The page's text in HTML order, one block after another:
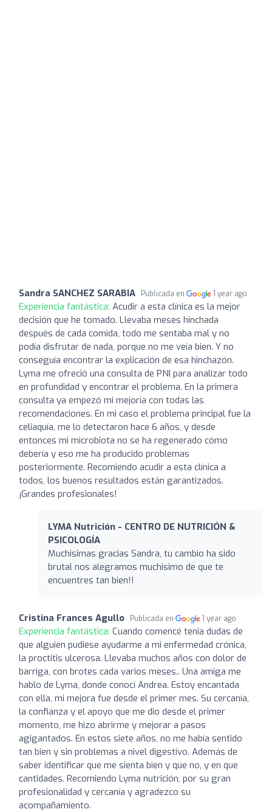
Sandra SANCHEZ SARABIA Publicada en 1 year ago
Experiencia fantástica: Acudir a esta clínica es la mejor
decisión que he tomado. Llevaba meses hinchada
después de cada comida, todo me sentaba mal y no
podía disfrutar de nada, porque no me veía bien. Y no
conseguía encontrar la explicación de esa hinchazón.
Lyma me ofreció una consulta de PNI para analizar todo
en profundidad y encontrar el problema. En la primera
consulta ya empezó mi mejoría con todas las
recomendaciones. En mi caso el problema principal fue la
celiaquía, me lo detectaron hace 6 años, y desde
entonces mi microbiota no se ha regenerado cómo
debería y eso me ha producido problemas
posteriormente. Recomiendo acudir a esta clínica a
todos, los buenos resultados están garantizados.
¡Grandes profesionales!
LYMA Nutrición - CENTRO DE NUTRICIÓN &
PSICOLOGÍA
Muchisimas gracias Sandra, tu cambio ha sido
brutal nos alegramos muchisimo de que te
encuentres tan bien!!
Cristina Frances Agullo Publicada en 1 year ago
Experiencia fantástica: Cuando comencé tenia dudas de
que alguien pudiese ayudarme a mi enfermedad crónica,
la proctitis ulcerosa. Llevaba muchos años con dolor de
barriga, con brotes cada varios meses.. Una amiga me
hablo de Lyma, donde conocí Andrea. Estoy encantada
con ella, mi mejora fue desde el primer mes. Su cercanía,
la confianza y el apoyo que me dio desde el primer
momento, me hizo abrirme y mejorar a pasos
agigantados. En estos siete años, no me había sentido
tan bien y sin problemas a nivel digestivo. Además de
saber identificar que me sienta bien y que no, y en que
cantidades. Recomiendo Lyma nutrición, por su gran
profesionalidad y cercanía y agradezco su
acompañamiento.